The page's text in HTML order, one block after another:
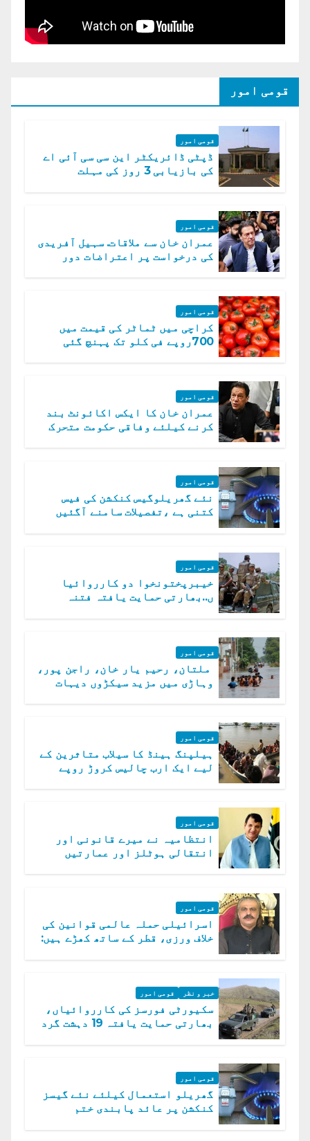
قومی امور
قومی امور
ڈپٹی ڈائریکٹر این سی سی آئی اے
کی بازیابی 3 روز کی مہلت
قومی امور
عمران خان سے ملاقات. سہیل آفریدی
کی درخواست پر اعتراضات دور
قومی امور
کراچی میں ٹماٹر کی قیمت میں
700روپے فی کلو تک پہنچ گئی
قومی امور
عمران خان کا ایکس اکائونٹ بند
کرنے کیلئے وفاقی حکومت متحرک
قومی امور
نئے گھریلوگیس کنکشن کی فیس
کتنی ہے ،تفصیلات سامنے آگئیں
قومی امور
خیبرپختونخوا دو کارروائیا
ں..بھارتی حمایت یافتہ فتنہ
قومی امور
ملتان، رحیم یار خان، راجن پور،
وہاڑی میں مزید سیکڑوں دیہات
قومی امور
ہیلپنگ ہینڈ کا سیلاب متاثرین کے
لیے ایک ارب چالیس کروڑ روپے
قومی امور
انتظامیہ نے میرے قانونی اور
انتقالی ہوٹلز اور عمارتیں
قومی امور
اسرائیلی حملہ عالمی قوانین کی
خلاف ورزی، قطر کے ساتھ کھڑے ہیں:
خبر و نظر قومی امور
سکیورٹی فورسز کی کارروائیاں،
بھارتی حمایت یافتہ 19 دہشت گرد
قومی امور
گھریلو استعمال کیلئے نئے گیسز
کنکشن پر عائد پابندی ختم